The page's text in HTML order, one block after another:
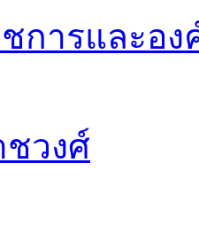
วงศ์